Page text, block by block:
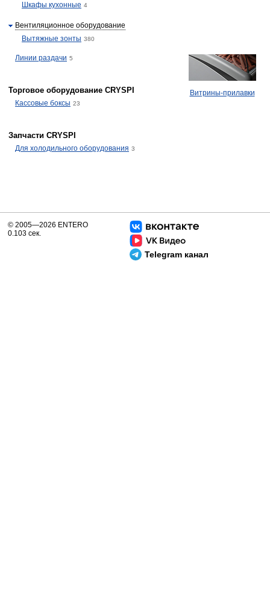
Витрины-прилавки
Шкафы кухонные 4
Вентиляционное оборудование
Вытяжные зонты 380
Линии раздачи 5
Торговое оборудование CRYSPI
Кассовые боксы 23
Запчасти CRYSPI
Для холодильного оборудования 3
Telegram канал
© 2005—2026 ENTERO
0.103 сек.